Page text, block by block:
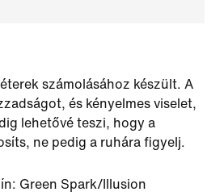
számolásához készült. A
és kényelmes viselet,
lehetővé teszi, hogy a
ne pedig a ruhára figyelj.
Green Spark/Illusion